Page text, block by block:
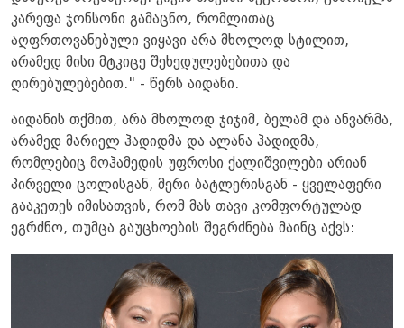
კარეფა ჯონსონი გამაცნო, რომლითაც
აღფრთოვანებული ვიყავი არა მხოლოდ სტილით,
არამედ მისი მტკიცე შეხედულებებითა და
ღირებულებებით." - წერს აიდანი.
აიდანის თქმით, არა მხოლოდ ჯიჯიმ, ბელამ და ანვარმა,
არამედ მარიელ ჰადიდმა და ალანა ჰადიდმა,
რომლებიც მოჰამედის უფროსი ქალიშვილები არიან
პირველი ცოლისგან, მერი ბატლერისგან - ყველაფერი
გააკეთეს იმისათვის, რომ მას თავი კომფორტულად
ეგრძნო, თუმცა გაუცხოების შეგრძნება მაინც აქვს: